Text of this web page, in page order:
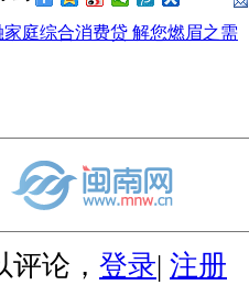
庭综合消费贷 解您燃眉之需
论， 登录| 注册